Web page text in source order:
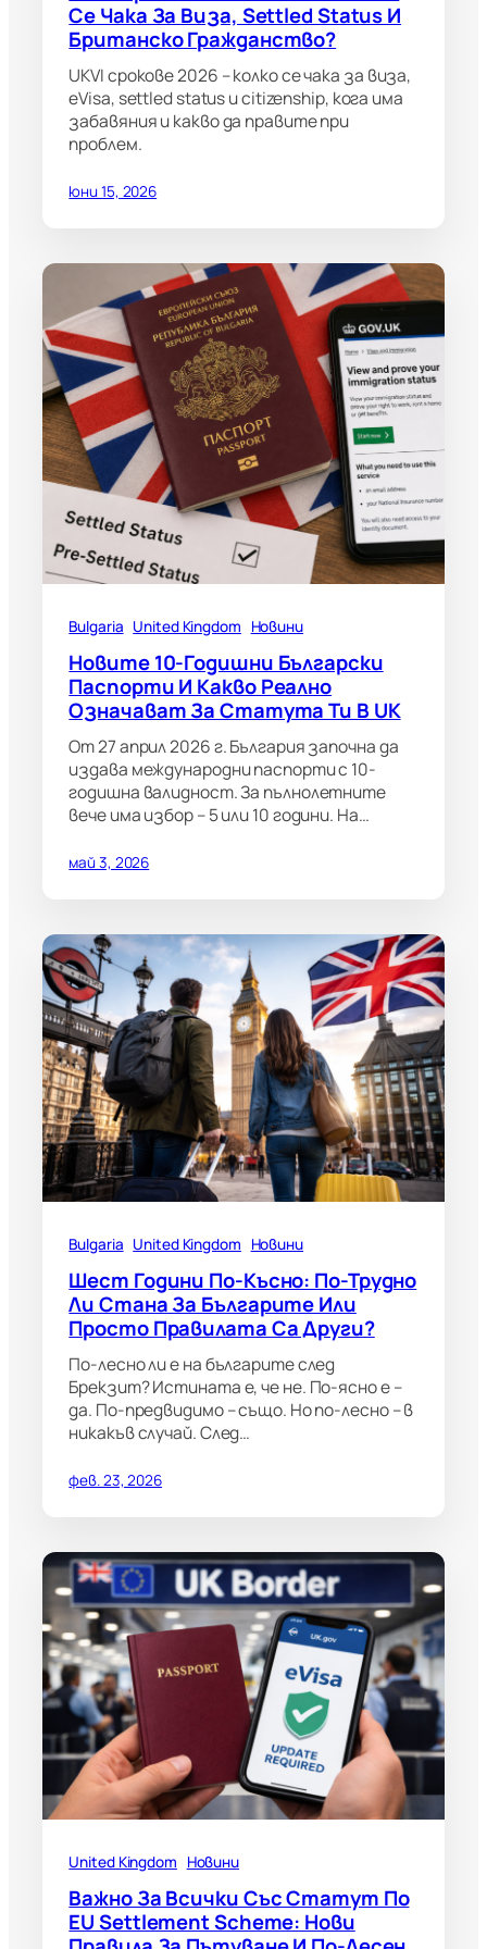
Се Чака За Виза, Settled Status И
Британско Гражданство?
UKVI срокове 2026 – колко се чака за виза,
eVisa, settled status и citizenship, кога има
забавяния и какво да правите при
проблем.
юни 15, 2026
Bulgaria United Kingdom Новини
Новите 10-Годишни Български
Паспорти И Какво Реално
Означават За Статута Ти В UK
От 27 април 2026 г. България започна да
издава международни паспорти с 10-
годишна валидност. За пълнолетните
вече има избор – 5 или 10 години. На…
май 3, 2026
Bulgaria United Kingdom Новини
Шест Години По-Късно: По-Трудно
Ли Стана За Българите Или
Просто Правилата Са Други?
По-лесно ли е на българите след
Брекзит? Истината е, че не. По-ясно е –
да. По-предвидимо – също. Но по-лесно – в
никакъв случай. След…
фев. 23, 2026
United Kingdom Новини
Важно За Всички Със Статут По
EU Settlement Scheme: Нови